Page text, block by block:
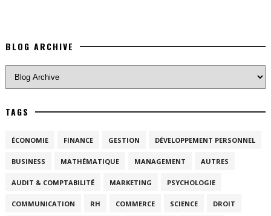
BLOG ARCHIVE
TAGS
ÉCONOMIE FINANCE GESTION DÉVELOPPEMENT PERSONNEL
BUSINESS MATHÉMATIQUE MANAGEMENT AUTRES
AUDIT & COMPTABILITÉ MARKETING PSYCHOLOGIE
COMMUNICATION RH COMMERCE SCIENCE DROIT